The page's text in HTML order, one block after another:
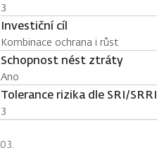
3
Investiční cíl
Kombinace ochrana i růst
Schopnost nést ztráty
Ano
Tolerance rizika dle SRI/SRRI
3